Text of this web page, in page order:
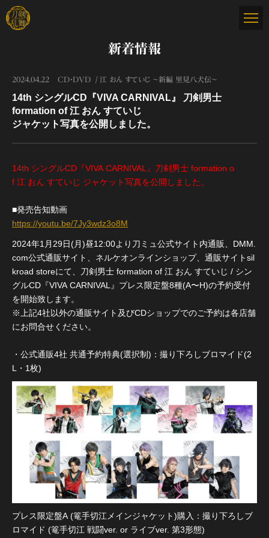
新着情報
2024.04.22 CD・DVD 江 おん すていじ ～新編 里見八犬伝～
14th シングルCD『VIVA CARNIVAL』 刀剣男士
formation of 江 おん すていじ
ジャケット写真を公開しました。
14th シングルCD『VIVA CARNIVAL』刀剣男士 formation o
f 江 おん すていじ ジャケット写真を公開しました。
■発売告知動画
https://youtu.be/7Jy3wdz3o8M
2024年1月29日(月)昼12:00より刀ミュ公式サイト内通販、DMM.
com公式通販サイト、ネルケオンラインショップ、通販サイトsil
kroad storeにて、刀剣男士 formation of 江 おん すていじ / シン
グルCD『VIVA CARNIVAL』プレス限定盤8種(A〜H)の予約受付
を開始致します。
※上記4社以外の通販サイト及びCDショップでのご予約は各店舗
にお問合せください。
・公式通販4社 共通予約特典(選択制)：撮り下ろしブロマイド(2
L・1枚)
プレス限定盤A (篭手切江メインジャケット)購入：撮り下ろしブ
ロマイド (篭手切江 戦闘ver. or ライブver. 第3形態)